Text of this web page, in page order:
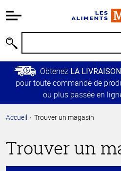
relative à
Passer
contenu
principal
Retour à
principale
Obtenez LA
pour toute commande de
ou plus passée en
Accueil Trouver un magasin
Trouver un